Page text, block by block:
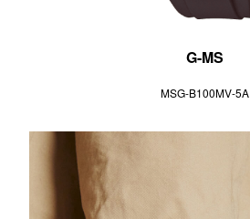
G-MS
MSG-B100MV-5A